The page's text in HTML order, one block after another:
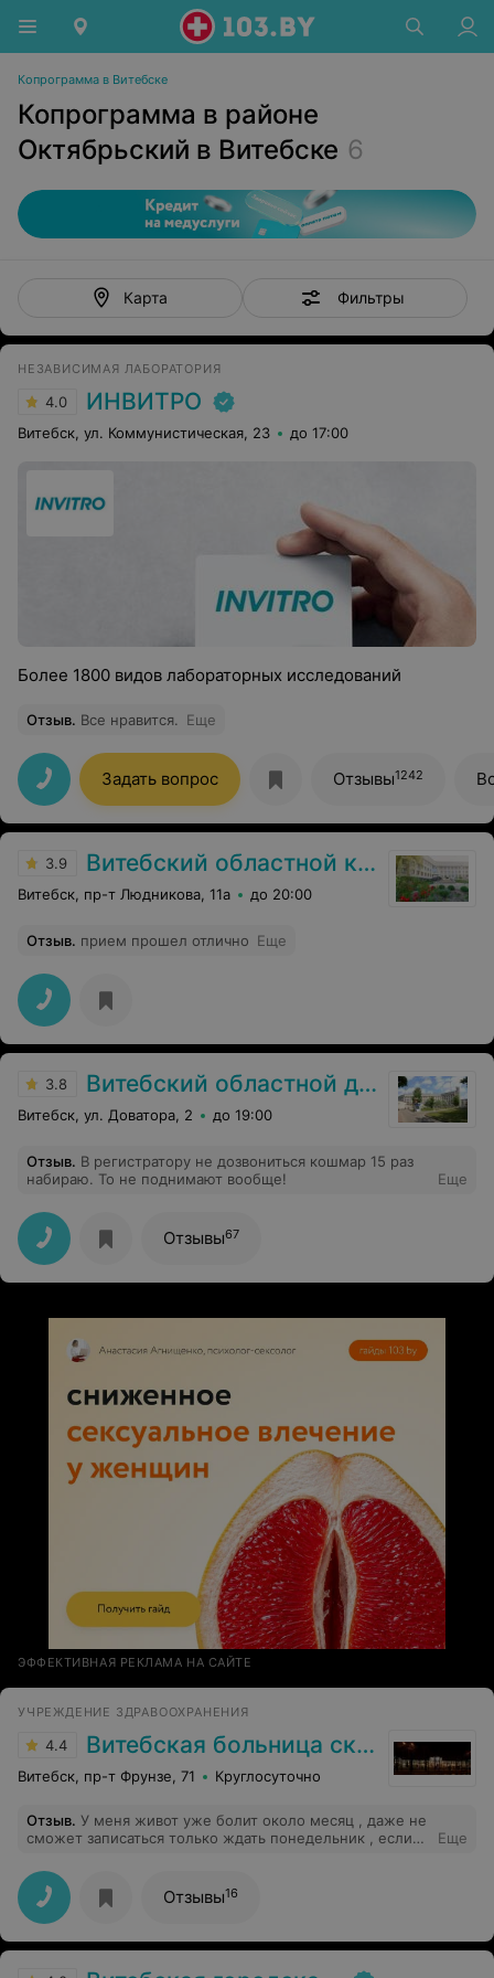
Копрограмма в Витебске
Копрограмма в районе
Октябрьский в Витебске 6
Карта Фильтры
НЕЗАВИСИМАЯ ЛАБОРАТОРИЯ
4.0 ИНВИТРО
Витебск, ул. Коммунистическая, 23 до 17:00
Более 1800 видов лабораторных исследований
Отзыв. Все нравится. Еще
Задать вопрос Отзывы1242
3.9 Витебский областной клинический кардиологический центр
Витебск, пр-т Людникова, 11а до 20:00
Отзыв. прием прошел отлично Еще
3.8 Витебский областной диагностический центр
Витебск, ул. Доватора, 2 до 19:00
Отзыв. В регистратору не дозвониться кошмар 15 раз
набираю. То не поднимают вообще!
Еще
Отзывы67
ЭФФЕКТИВНАЯ РЕКЛАМА НА САЙТЕ
УЧРЕЖДЕНИЕ ЗДРАВООХРАНЕНИЯ
4.4 Витебская больница скорой помощи
Витебск, пр-т Фрунзе, 71 Круглосуточно
Отзыв. У меня живот уже болит около месяц , даже не
сможет записаться только ждать понедельник , если
Еще
Отзывы16